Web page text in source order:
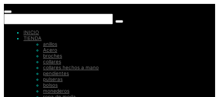
INICIO
TIENDA
anillos
Acero
broches
collares
collares hechos a mano
pendientes
pulseras
bolsos
monederos